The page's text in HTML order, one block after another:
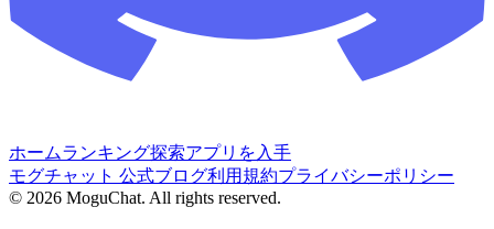
ホームランキング探索アプリを入手
モグチャット 公式ブログ利用規約プライバシーポリシー
© 2026 MoguChat. All rights reserved.